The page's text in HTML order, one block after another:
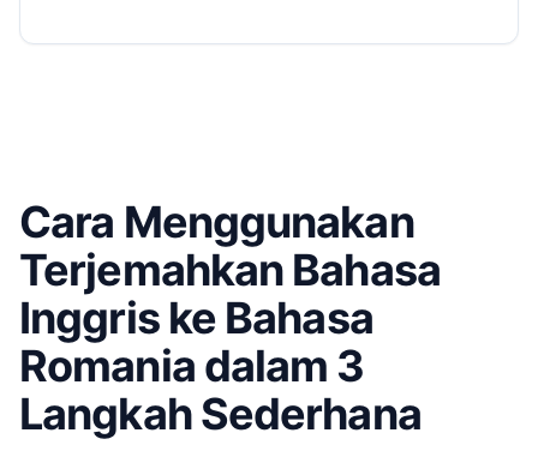
Cara Menggunakan
Terjemahkan Bahasa
Inggris ke Bahasa
Romania dalam 3
Langkah Sederhana